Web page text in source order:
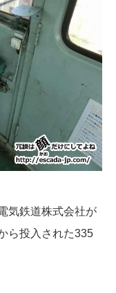
気鉄道株式会社が
ら投入された335